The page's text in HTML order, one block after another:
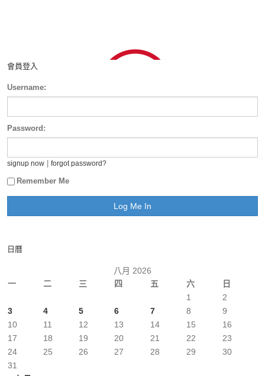
會員登入
Username:
Password:
signup now forgot password?
Remember Me
日曆
八月 2026
一
二 三 四 五 六 日
1
2
3
4 5 6 7 8
9
10
11 12 13 14 15
16
17
18 19 20 21 22
23
24
25 26 27 28 29
30
31